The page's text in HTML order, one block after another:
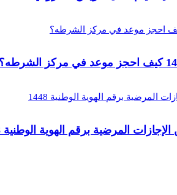
المرضية برقم الهوية الوطنية 1448